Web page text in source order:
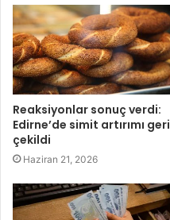
Reaksiyonlar sonuç verdi:
Edirne’de simit artırımı geri
çekildi
Haziran 21, 2026